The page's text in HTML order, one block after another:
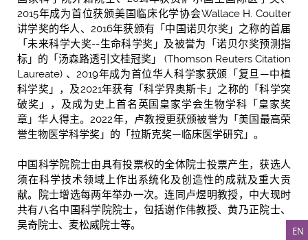
EN
2015年成为首位获颁美国临床化学协会Wallace H. Coulter
讲学奖的华人、2016年获颁有「中国诺贝尔奖」之称的首届
「未来科学大奖--生命科学奖」及被誉为「诺贝尔奖预测指
标」的「汤森路透引文桂冠奖」 (Thomson Reuters Citation
Laureate) 、2019年成为首位华人科学家获颁「复旦—中植
科学奖」，及2021年获有「科学界奥斯卡」之称的「科学突
破奖」，及成为史上首名英国皇家学会生物学科「皇家奖
章」华人得主。2022年，卢教授更获颁被誉为「美国最高荣
誉生物医学科学奖」的「拉斯克奖—临床医学研究」。
中国科学院院士由具有投票权的全体院士投票产生，获选人
须在科学技术领域上作出系统化及创造性的成就及重大贡
献。院士增选每两年举办一次。连同卢煜明教授，中大现时
共有八名中国科学院院士，包括谢作伟教授、黄乃正院士、
吴奇院士、麦松威院士等。